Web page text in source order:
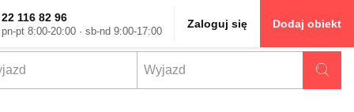
22 116 82 96
pn-pt 8:00-20:00 · sb-nd 9:00-17:00
Zaloguj się Dodaj obiekt